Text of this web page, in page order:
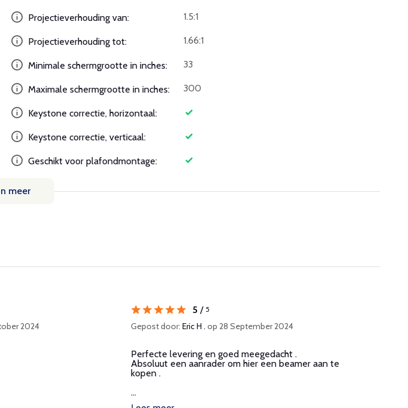
Projectieverhouding van: 1.5:1
Projectieverhouding tot: 1.66:1
Minimale schermgrootte in inches: 33
Maximale schermgrootte in inches: 300
Keystone correctie, horizontaal:
Keystone correctie, verticaal:
Geschikt voor plafondmontage:
meer
2024
5 / 5
Gepost door:Eric H . op 28 September 2024
Perfecte levering en goed meegedacht .
Absoluut een aanrader om hier een beamer aan te
kopen .
...